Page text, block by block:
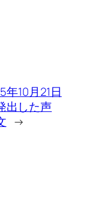
年10月21日
出した声
→